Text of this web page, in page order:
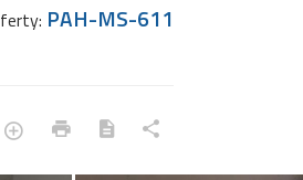
PAH-MS-611